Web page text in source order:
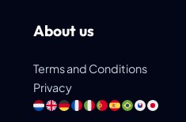
About us
Terms and Conditions
Privacy